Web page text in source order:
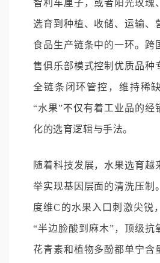
智利车厘子，或者阳光玫瑰
选育到种植、收储、运输、
食品生产链条中的一环。跨
售俱乐部模式控制优质品种
全链条闭环管控，维持稀
“水果”不仅有着工业品的经
化的选育逻辑与手法。
随着科技发展，水果选育越
举实现基因层面的清洗压制
度维C的水果入口刺激尖锐
“半边脸酸到麻木”，顶级抗
花青素和植物多酚都单宁含